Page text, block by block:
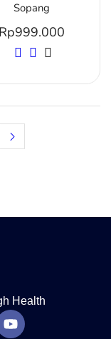
Sopang
Rp999.000
Health